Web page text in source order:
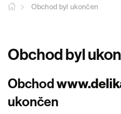
Obchod byl ukončen
Obchod byl
Obchod
ukončen